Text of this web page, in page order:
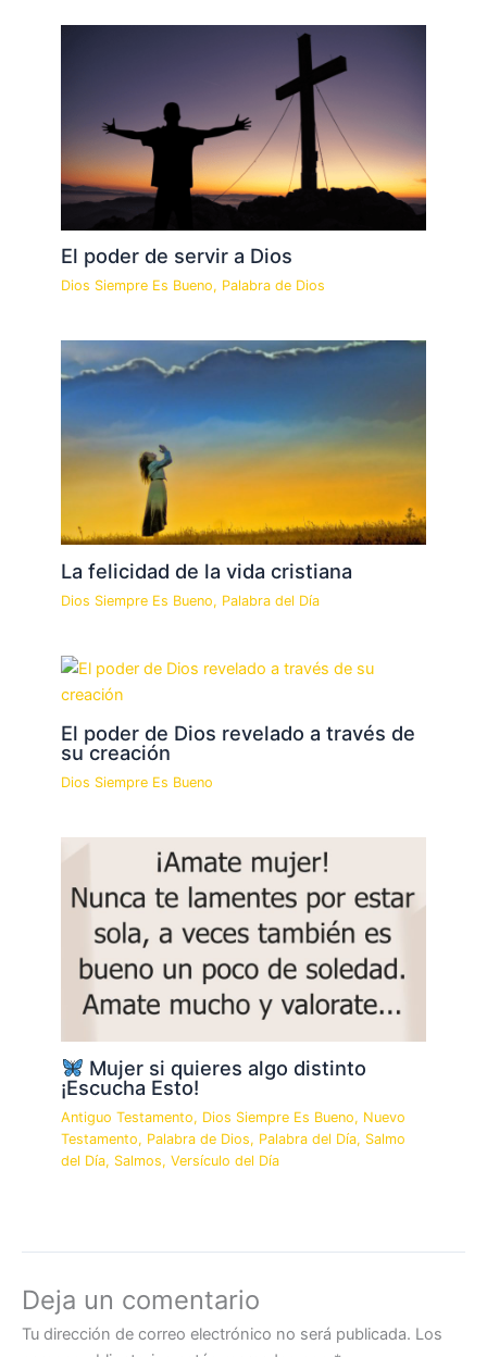
El poder de servir a Dios
Dios Siempre Es Bueno, Palabra de Dios
La felicidad de la vida cristiana
Dios Siempre Es Bueno, Palabra del Día
El poder de Dios revelado a través de
su creación
Dios Siempre Es Bueno
Mujer si quieres algo distinto
¡Escucha Esto!
Antiguo Testamento, Dios Siempre Es Bueno, Nuevo
Testamento, Palabra de Dios, Palabra del Día, Salmo
del Día, Salmos,Versículo del Día
Deja un comentario
Tu dirección de correo electrónico no será publicada. Los